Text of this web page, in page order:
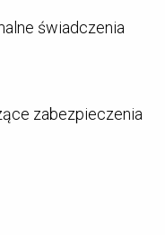
świadczenia
zabezpieczenia